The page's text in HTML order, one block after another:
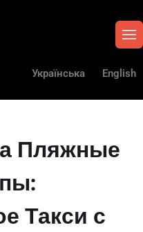
Українська English
Пляжные
Такси с